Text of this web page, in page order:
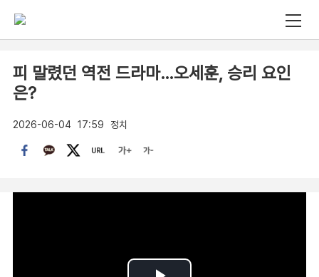
피 말렸던 역전 드라마…오세훈, 승리 요인
은?
2026-06-04 17:59 정치